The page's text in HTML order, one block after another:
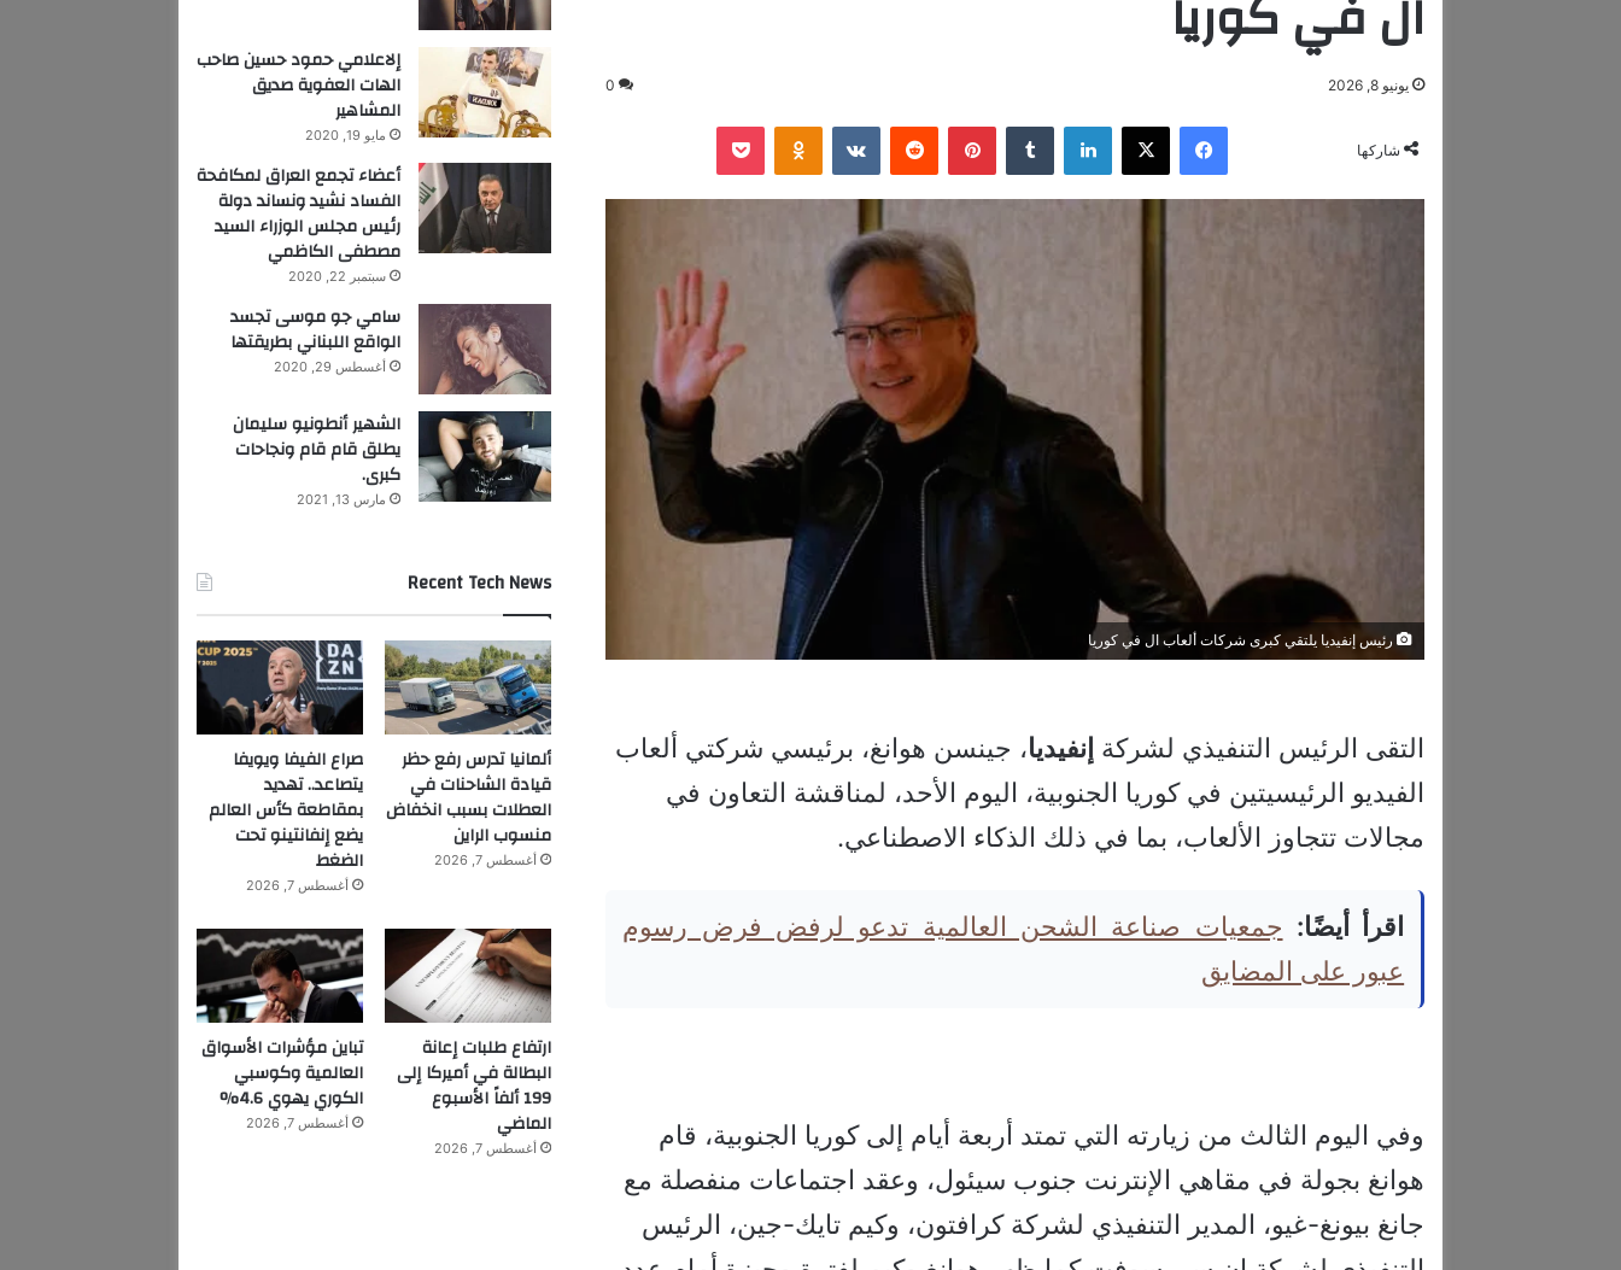
ال في كوريا
يونيو 8, 2026 0
شاركها
فيسبوك ‫X لينكدإن ‏Tumblr بينتيريست ‏Reddit
‏VKontakte
Odnoklassniki
‫Pocket
رئيس إنفيديا يلتقي كبرى شركات ألعاب ال في كوريا
التقى الرئيس التنفيذي لشركة إنفيديا، جينسن هوانغ، برئيسي شركتي ألعاب
الفيديو الرئيسيتين في كوريا الجنوبية، اليوم الأحد، لمناقشة التعاون في
مجالات تتجاوز الألعاب، بما في ذلك الذكاء الاصطناعي.
اقرأ أيضًا: جمعيات صناعة الشحن العالمية تدعو لرفض فرض رسوم
عبور على المضايق
وفي اليوم الثالث من زيارته التي تمتد أربعة أيام إلى كوريا الجنوبية، قام
هوانغ بجولة في مقاهي الإنترنت جنوب سيئول، وعقد اجتماعات منفصلة مع
جانغ بيونغ-غيو، المدير التنفيذي لشركة كرافتون، وكيم تايك-جين، الرئيس
إلاعلامي حمود حسين صاحب
الهات العفوية صديق
المشاهير
مايو 19, 2020
أعضاء تجمع العراق لمكافحة
الفساد نشيد ونساند دولة
رئيس مجلس الوزراء السيد
مصطفى الكاظمي
سبتمبر 22, 2020
سامي جو موسى تجسد
الواقع اللبناني بطريقتها
أغسطس 29, 2020
الشهير أنطونيو سليمان
يطلق قام قام ونجاحات
كبرى.
مارس 13, 2021
Recent Tech News
ألمانيا تدرس رفع حظر
قيادة الشاحنات في
العطلات بسبب انخفاض
منسوب الراين
أغسطس 7, 2026
صراع الفيفا ويويفا
يتصاعد.. تهديد
بمقاطعة كأس العالم
يضع إنفانتينو تحت
الضغط
أغسطس 7, 2026
ارتفاع طلبات إعانة
البطالة في أميركا إلى
199 ألفاً الأسبوع
الماضي
أغسطس 7, 2026
تباين مؤشرات الأسواق
العالمية وكوسبي
الكوري يهوي 4.6%
أغسطس 7, 2026